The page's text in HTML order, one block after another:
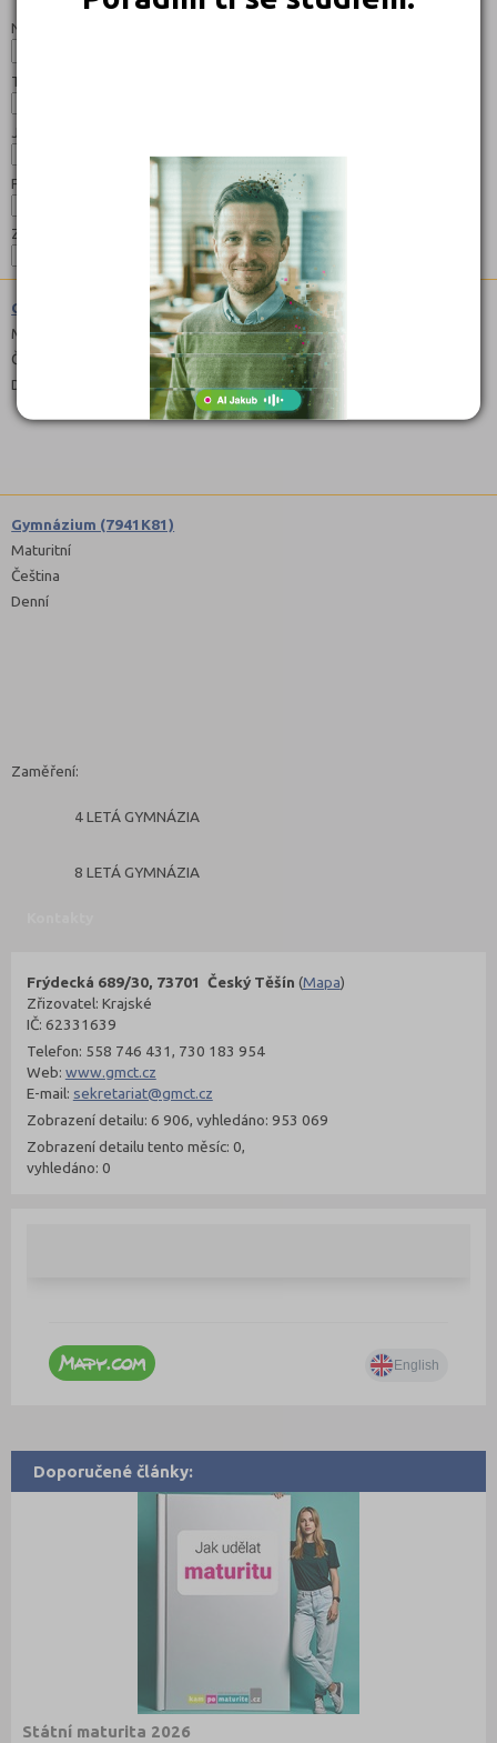
Název:
Typ:
Jazyk:
Forma:
Zaměření:
Gymnázium (7941K41)
Maturitní
Čeština
Denní
Gymnázium (7941K81)
Maturitní
Čeština
Denní
Zaměření:
4 LETÁ GYMNÁZIA
8 LETÁ GYMNÁZIA
Frýdecká 689/30, 73701 Český Těšín (Mapa)
Zřizovatel: Krajské
IČ: 62331639
Telefon: 558 746 431, 730 183 954
Web: www.gmct.cz
E-mail: sekretariat@gmct.cz
Zobrazení detailu: 6 906, vyhledáno: 953 069
Zobrazení detailu tento měsíc: 0,
vyhledáno: 0
Doporučené články:
Státní maturita 2026